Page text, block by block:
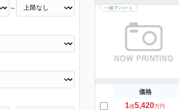
一棟アパート
価格
1億5,420万円
～